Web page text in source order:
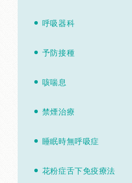
呼吸器科
予防接種
咳喘息
禁煙治療
睡眠時無呼吸症
花粉症舌下免疫療法